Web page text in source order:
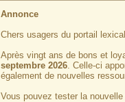
Annonce
Chers usagers du portail
Après vingt ans de bons et
septembre 2026. Celle-ci
également de nouvelles
Vous pouvez tester la